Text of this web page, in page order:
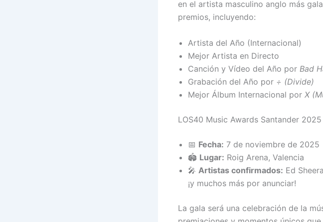
en el artista masculino anglo más
premios, incluyendo:
Artista del Año (Internacional)
Mejor Artista en Directo
Canción y Vídeo del Año por Bad
Grabación del Año por ÷ (Divide)
Mejor Álbum Internacional por X
LOS40 Music Awards Santander 2025
📅 Fecha: 7 de noviembre de 2025
🏟️ Lugar: Roig Arena, Valencia
🎤 Artistas confirmados: Ed
¡y muchos más por anunciar!
La gala será una celebración de la